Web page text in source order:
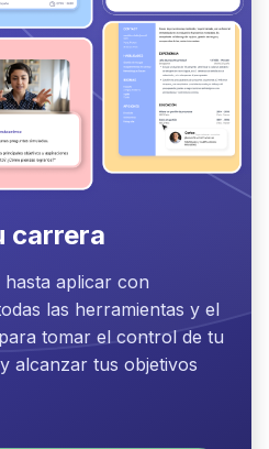
carrera
hasta aplicar con
las herramientas y el
tomar el control de tu
alcanzar tus objetivos